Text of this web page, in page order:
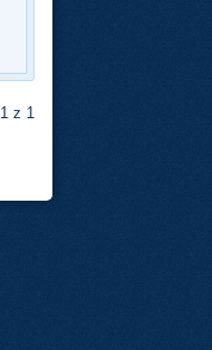
1z 1